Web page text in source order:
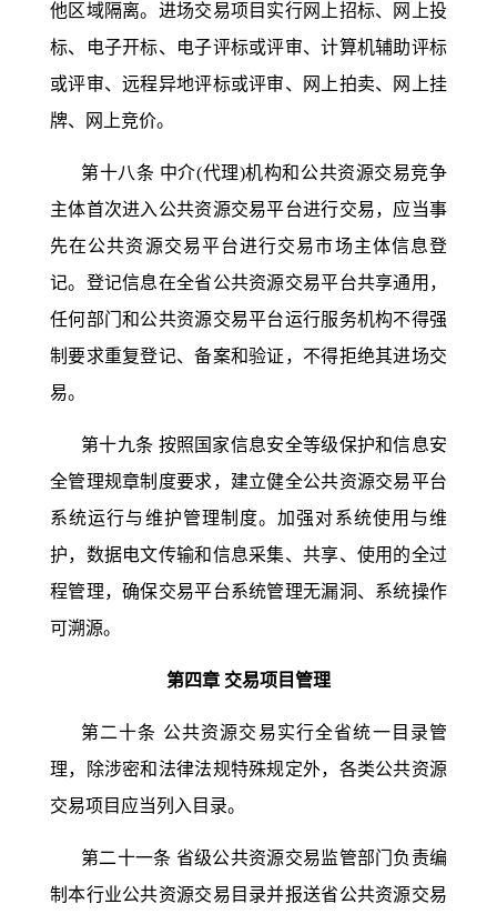
他区域隔离。进场交易项目实行网上招标、网上投
标、电子开标、电子评标或评审、计算机辅助评标
或评审、远程异地评标或评审、网上拍卖、网上挂
牌、网上竞价。
第十八条 中介(代理)机构和公共资源交易竞争
主体首次进入公共资源交易平台进行交易，应当事
先在公共资源交易平台进行交易市场主体信息登
记。登记信息在全省公共资源交易平台共享通用，
任何部门和公共资源交易平台运行服务机构不得强
制要求重复登记、备案和验证，不得拒绝其进场交
易。
第十九条 按照国家信息安全等级保护和信息安
全管理规章制度要求，建立健全公共资源交易平台
系统运行与维护管理制度。加强对系统使用与维
护，数据电文传输和信息采集、共享、使用的全过
程管理，确保交易平台系统管理无漏洞、系统操作
可溯源。
第四章 交易项目管理
第二十条 公共资源交易实行全省统一目录管
理，除涉密和法律法规特殊规定外，各类公共资源
交易项目应当列入目录。
第二十一条 省级公共资源交易监管部门负责编
制本行业公共资源交易目录并报送省公共资源交易